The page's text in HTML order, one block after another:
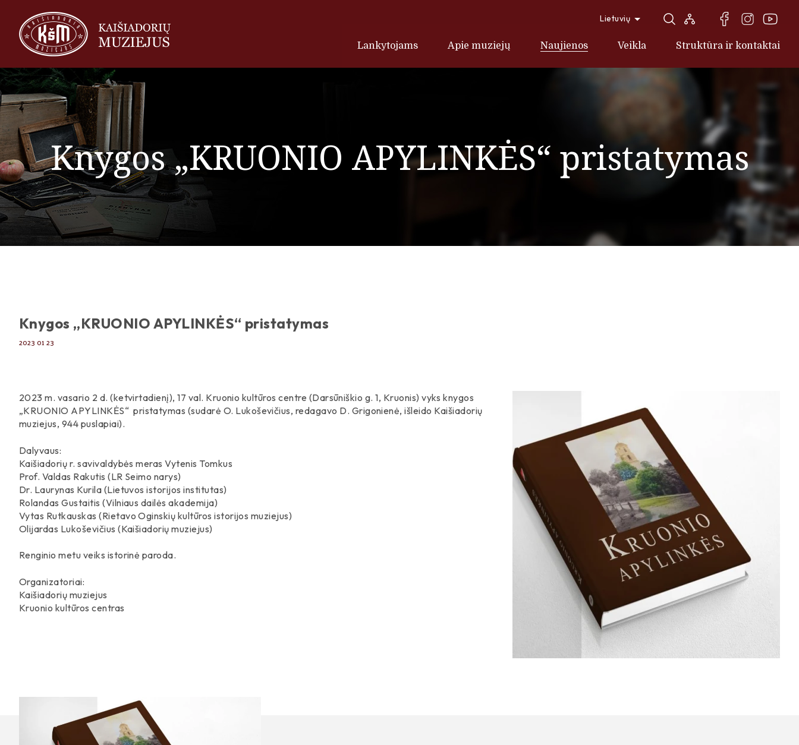
Lietuvių
Lankytojams Apie muziejų Naujienos Veikla Struktūra ir kontaktai
Knygos „KRUONIO APYLINKĖS“ pristatymas
Knygos „KRUONIO APYLINKĖS“ pristatymas
2023 01 23
2023 m. vasario 2 d. (ketvirtadienį), 17 val. Kruonio kultūros centre (Darsūniškio g. 1, Kruonis) vyks knygos
„KRUONIO APYLINKĖS“ pristatymas (sudarė O. Lukoševičius, redagavo D. Grigonienė, išleido Kaišiadorių
muziejus, 944 puslapiai).
Dalyvaus:
Kaišiadorių r. savivaldybės meras Vytenis Tomkus
Prof. Valdas Rakutis (LR Seimo narys)
Dr. Laurynas Kurila (Lietuvos istorijos institutas)
Rolandas Gustaitis (Vilniaus dailės akademija)
Vytas Rutkauskas (Rietavo Oginskių kultūros istorijos muziejus)
Olijardas Lukoševičius (Kaišiadorių muziejus)
Renginio metu veiks istorinė paroda.
Organizatoriai:
Kaišiadorių muziejus
Kruonio kultūros centras